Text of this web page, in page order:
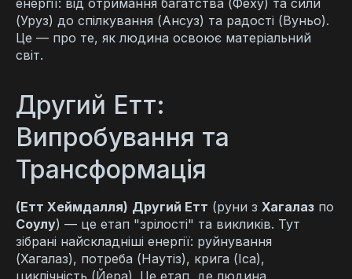
енергії: від отримання багатства (Феху) та сили
(Уруз) до спілкування (Ансуз) та радості (Вуньо).
Це — про те, як людина освоює матеріальний
світ.
Другий Етт:
Випробування та
Трансформація
(Етт Хеймдалля) Другий Етт (руни з Хагалаз по
Соулу) — це етап "зрілості" та викликів. Тут
зібрані найскладніші енергії: руйнування
(Хагалаз), потреба (Наутіз), крига (Іса),
циклічність (Йера). Це етап, де людина